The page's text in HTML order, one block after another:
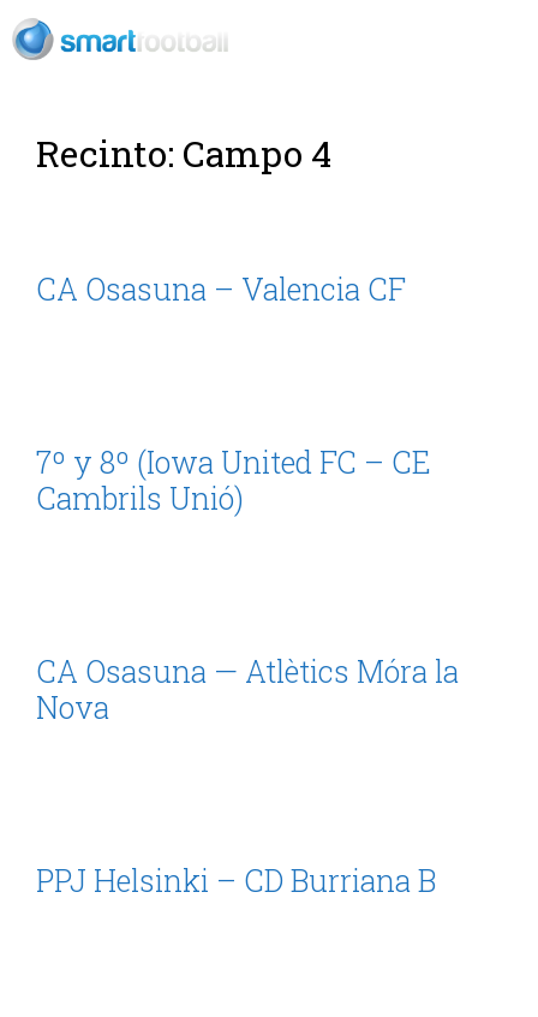
Recinto: Campo 4
CA Osasuna – Valencia CF
7º y 8º (Iowa United FC – CE
Cambrils Unió)
CA Osasuna — Atlètics Móra la
Nova
PPJ Helsinki – CD Burriana B